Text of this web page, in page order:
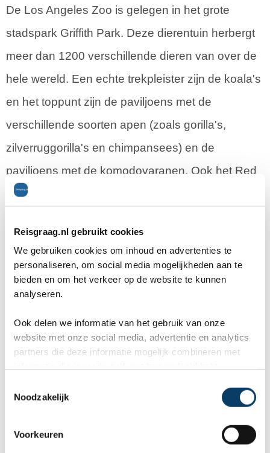
Reisgraag.nl gebruikt cookies
We gebruiken cookies om inhoud en advertenties te
personaliseren, om social media mogelijkheden aan te
bieden en om het verkeer op de website te kunnen
analyseren.
Ook delen we informatie van het gebruik van onze
website met onze social media, advertentie en analytics
partners die deze informatie mogelijk combineren met
Noodzakelijk
Voorkeuren
De Los Angeles Zoo is gelegen in het grote
stadspark Griffith Park. Deze dierentuin herbergt
meer dan 1200 verschillende dieren van over de
hele wereld. Een echte trekpleister zijn de koala's
en het toppunt zijn de paviljoens met de
verschillende soorten apen (zoals gorilla's,
zilverruggorilla's en chimpansees) en de
paviljoens met de komodovaranen. Ook het Red
Ape Rain Forest, waar unieke orang-oetans zijn
Pachyderm Forest is een paviljoen met daarin
nijlpaarden en olifanten. In dit paviljoen wordt hun
natuurlijke leefomgeving zo goed mogelijk
bezig met de redding van de Californische
condor, want deze soort roofvogel wordt met